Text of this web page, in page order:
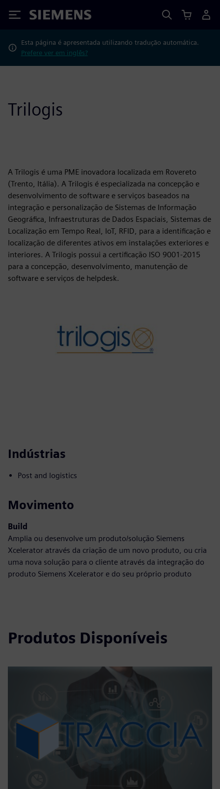
Siemens
Esta página é apresentada utilizando tradução automática.
Prefere ver em inglês?
Trilogis
A Trilogis é uma PME inovadora localizada em Rovereto
(Trento, Itália). A Trilogis é especializada na concepção e
desenvolvimento de software e serviços baseados na
integração e personalização de Sistemas de Informação
Geográfica, Infraestruturas de Dados Espaciais, Sistemas de
Localização em Tempo Real, IoT, RFID, para a identificação e
localização de diferentes ativos em instalações exteriores e
interiores. A Trilogis possui a certificação ISO 9001-2015
para a concepção, desenvolvimento, manutenção de
software e serviços de helpdesk.
Indústrias
Post and logistics
Movimento
Build
Amplia ou desenvolve um produto/solução Siemens
Xcelerator através da criação de um novo produto, ou cria
uma nova solução para o cliente através da integração do
produto Siemens Xcelerator e do seu próprio produto
Produtos Disponíveis